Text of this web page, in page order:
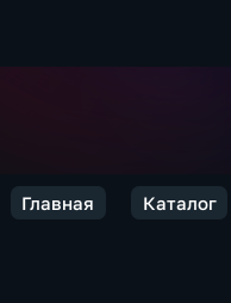
Главная Каталог